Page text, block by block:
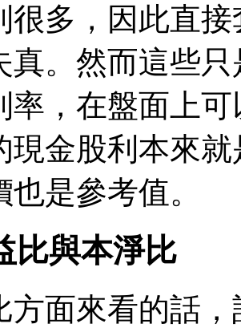
很多，因此直
真。然而這些
率，在盤面上
現金股利本來
是參考值。
比與本淨比
方面來看的話